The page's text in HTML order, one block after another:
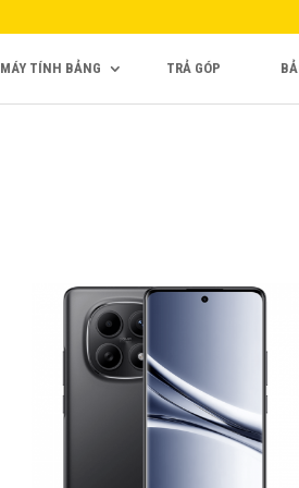
MÁY TÍNH BẢNG TRẢ GÓP
4,790,000₫
Màn hình: AMOLED, 68 tỷ màu,
120Hz, 3200 nits (đỉnh)
6,77 inch, 110,9